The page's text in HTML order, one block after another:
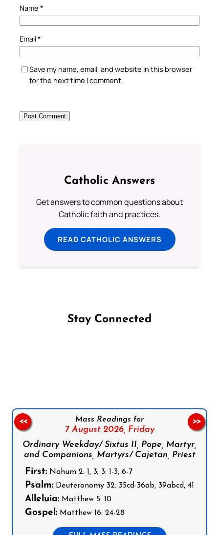
Name *
Email*
Save my name, email, and website in this browser
for the next time I comment.
Catholic Answers
Get answers to common questions about
Catholic faith and practices.
READ CATHOLIC ANSWERS
Stay Connected
Mass Readings for
7 August 2026, Friday
Ordinary Weekday/ Sixtus II, Pope, Martyr,
and Companions, Martyrs/ Cajetan, Priest
First: Nahum 2: 1, 3; 3: 1-3, 6-7
Psalm: Deuteronomy 32: 35cd-36ab, 39abcd, 41
Alleluia: Matthew 5: 10
Gospel: Matthew 16: 24-28
<< >>